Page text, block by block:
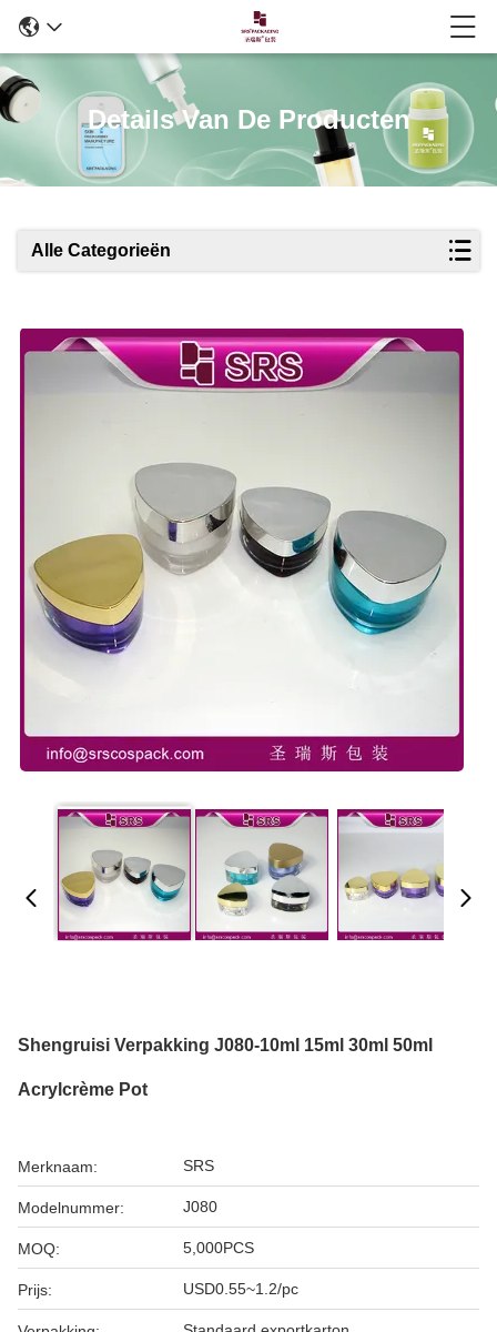
Details Van De Producten
Alle Categorieën
Shengruisi Verpakking J080-10ml 15ml 30ml 50ml
Acrylcrème Pot
Merknaam: SRS
Modelnummer: J080
MOQ: 5,000PCS
Prijs: USD0.55~1.2/pc